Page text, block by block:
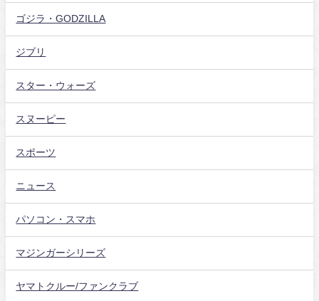
ゴジラ・GODZILLA
ジブリ
スター・ウォーズ
スヌーピー
スポーツ
ニュース
パソコン・スマホ
マジンガーシリーズ
ヤマトクルー/ファンクラブ